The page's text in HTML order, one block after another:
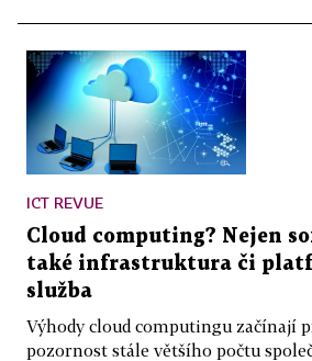
ICT REVUE
Cloud computing? Nejen
také infrastruktura či
služba
Výhody cloud computingu začínají
pozornost stále většího počtu